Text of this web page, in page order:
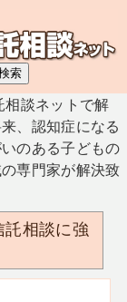
談ネットで解
、認知症になる
のある子どもの
専門家が解決致
相談に強